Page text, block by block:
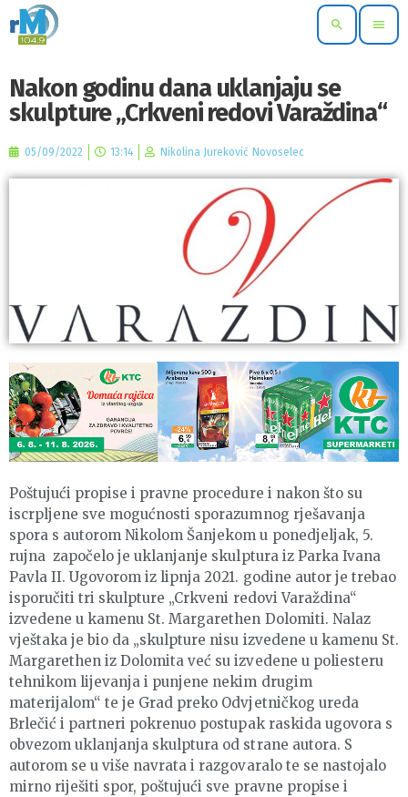
search menu
Nakon godinu dana uklanjaju se
skulpture „Crkveni redovi Varaždina“
05/09/2022 13:14 Nikolina Jureković Novoselec
Poštujući propise i pravne procedure i nakon što su
iscrpljene sve mogućnosti sporazumnog rješavanja
spora s autorom Nikolom Šanjekom u ponedjeljak, 5.
rujna započelo je uklanjanje skulptura iz Parka Ivana
Pavla II. Ugovorom iz lipnja 2021. godine autor je trebao
isporučiti tri skulpture „Crkveni redovi Varaždina“
izvedene u kamenu St. Margarethen Dolomiti. Nalaz
vještaka je bio da „skulpture nisu izvedene u kamenu St.
Margarethen iz Dolomita već su izvedene u poliesteru
tehnikom lijevanja i punjene nekim drugim
materijalom“ te je Grad preko Odvjetničkog ureda
Brlečić i partneri pokrenuo postupak raskida ugovora s
obvezom uklanjanja skulptura od strane autora. S
autorom se u više navrata i razgovaralo te se nastojalo
mirno riješiti spor, poštujući sve pravne propise i